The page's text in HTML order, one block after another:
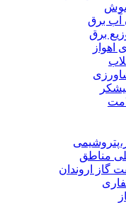
آب برق
برق
اهواز
مناطق
گاز اروندان